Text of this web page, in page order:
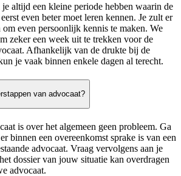
altijd een kleine periode hebben waarin de
even beter moet leren kennen. Je zult er
even persoonlijk kennis te maken. We
zeker een week uit te trekken voor de
Afhankelijk van de drukte bij de
je vaak binnen enkele dagen al terecht.
van advocaat?
is over het algemeen geen probleem. Ga
binnen een overeenkomst sprake is van een
advocaat. Vraag vervolgens aan je
dossier van jouw situatie kan overdragen
advocaat.